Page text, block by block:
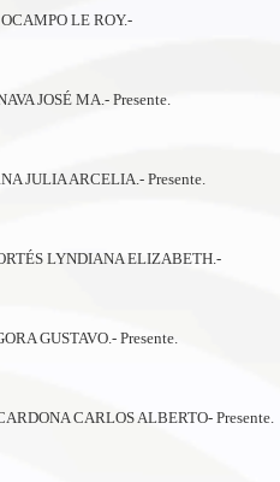
LE ROY.-
MA.- Presente.
Presente.
ELIZABETH.-
Presente.
ALBERTO- Presente.